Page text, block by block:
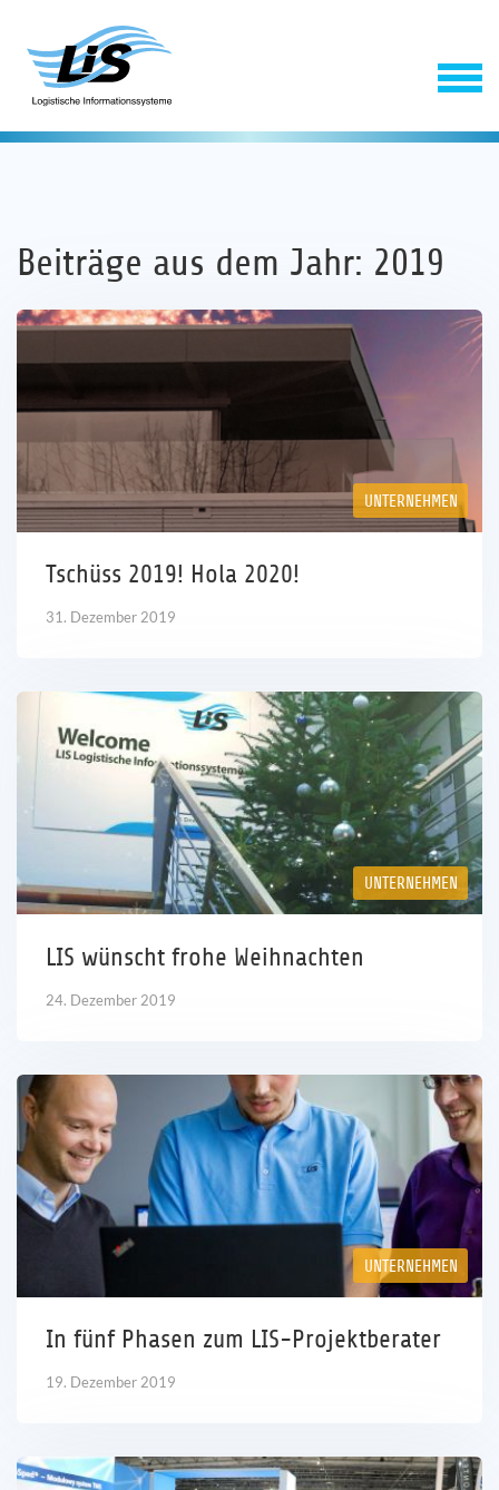
Software
Unternehmen
Referenzen
Kontakt
DE
Beiträge aus dem Jahr: 2019
UNTERNEHMEN
Tschüss 2019! Hola 2020!
31. Dezember 2019
UNTERNEHMEN
LIS wünscht frohe Weihnachten
24. Dezember 2019
UNTERNEHMEN
In fünf Phasen zum LIS-Projektberater
19. Dezember 2019